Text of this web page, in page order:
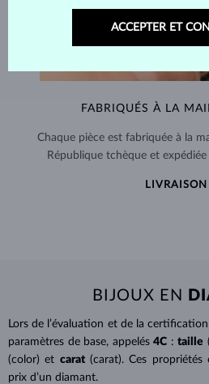
FABRIQUÉS À LA
Chaque pièce est fabriquée à la
République tchèque et
LIVRAISON
BIJOUX EN
Lors de l’évaluation et de la
paramètres de base, appelés 4C : taille
(color) et carat (carat). Ces
prix d’un diamant.
ACCEPTER ET